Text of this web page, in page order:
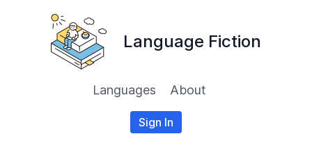
Language Fiction
Languages About
Sign In